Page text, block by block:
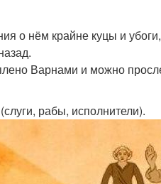
о нём крайне куцы и
Варнами и можно
рабы, исполнители).